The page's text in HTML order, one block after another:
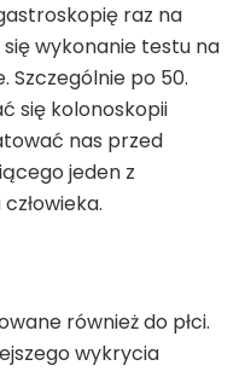
raz na
wykonanie testu na
Szczególnie po 50.
się kolonoskopii
nas przed
jeden z
również do płci.
wykrycia